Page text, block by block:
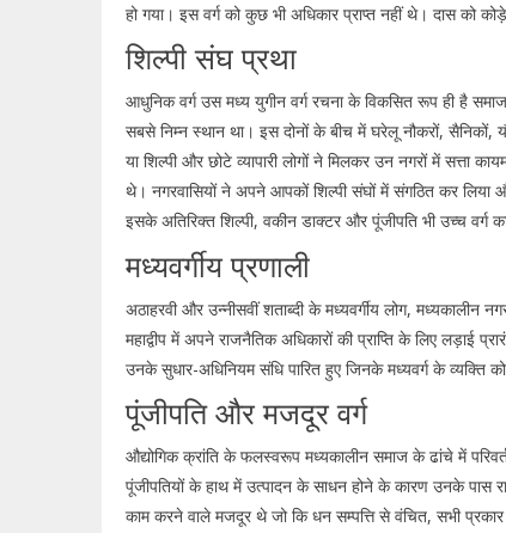
हो गया। इस वर्ग को कुछ भी अधिकार प्राप्त नहीं थे। दास को
शिल्पी संघ प्रथा
आधुनिक वर्ग उस मध्य युगीन वर्ग रचना के विकसित रूप ही है
सबसे निम्न स्थान था। इस दोनों के बीच में घरेलू नौकरों, सैनिकों,
या शिल्पी और छोटे व्यापारी लोगों ने मिलकर उन नगरों में
थे। नगरवासियों ने अपने आपकों शिल्पी संघों में संगठित कर लिया
इसके अतिरिक्त शिल्पी, वकीन डाक्टर और पूंजीपति भी उच्च
मध्यवर्गीय प्रणाली
अठाहरवी और उन्नीसवीं शताब्दी के मध्यवर्गीय लोग, मध्यकालीन
महाद्वीप में अपने राजनैतिक अधिकारों की प्राप्ति के लिए लड़ाई
उनके सुधार-अधिनियम संधि पारित हुए जिनके मध्यवर्ग के व्यक्ति को
पूंजीपति और मजदूर वर्ग
औद्योगिक क्रांति के फलस्वरूप मध्यकालीन समाज के ढांचे में
पूंजीपतियों के हाथ में उत्पादन के साधन होने के कारण उनके पास
काम करने वाले मजदूर थे जो कि धन सम्पत्ति से वंचित, सभी